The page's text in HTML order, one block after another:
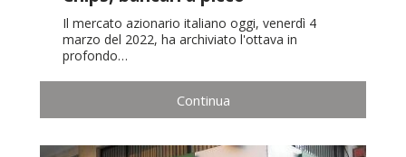
Il mercato azionario italiano oggi, venerdì 4
marzo del 2022, ha archiviato l'ottava in
profondo…
Continua